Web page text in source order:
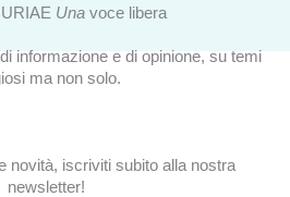
Una voce libera
informazione e di opinione, su temi
ma non solo.
novità, iscriviti subito alla nostra
newsletter!